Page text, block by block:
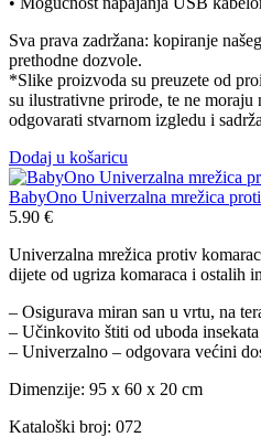
Sva prava zadržana: kopiranje
prethodne dozvole.
*Slike proizvoda su preuzete od
su ilustrativne prirode, te ne
odgovarati stvarnom izgledu i
Dodaj u košaricu
BabyOno Univerzalna mrežica
5.90 €
Univerzalna mrežica protiv
dijete od ugriza komaraca i ostalih
– Osigurava miran san u vrtu, na
– Učinkovito štiti od uboda insekata
– Univerzalno – odgovara većini
Dimenzije: 95 x 60 x 20 cm
Kataloški broj: 072